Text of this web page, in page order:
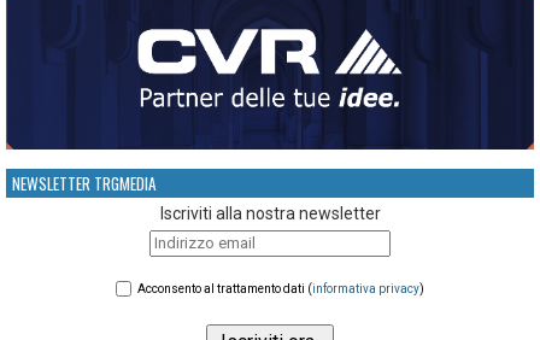
NEWSLETTER TRGMEDIA
Iscriviti alla nostra newsletter
Acconsento al trattamento dati (informativa privacy)